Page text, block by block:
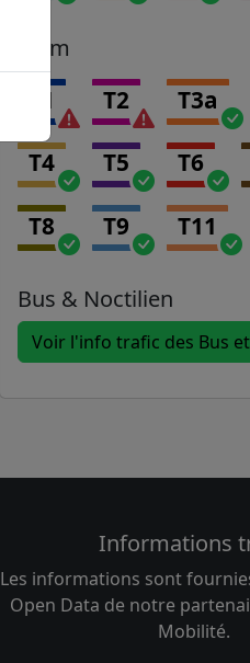
Tram
T1 T2 T3a
T4 T5 T6
T8 T9 T11
Bus & Noctilien
Voir l'info trafic des Bus
Informations
Les informations sont
Open Data de notre
Mobilité.